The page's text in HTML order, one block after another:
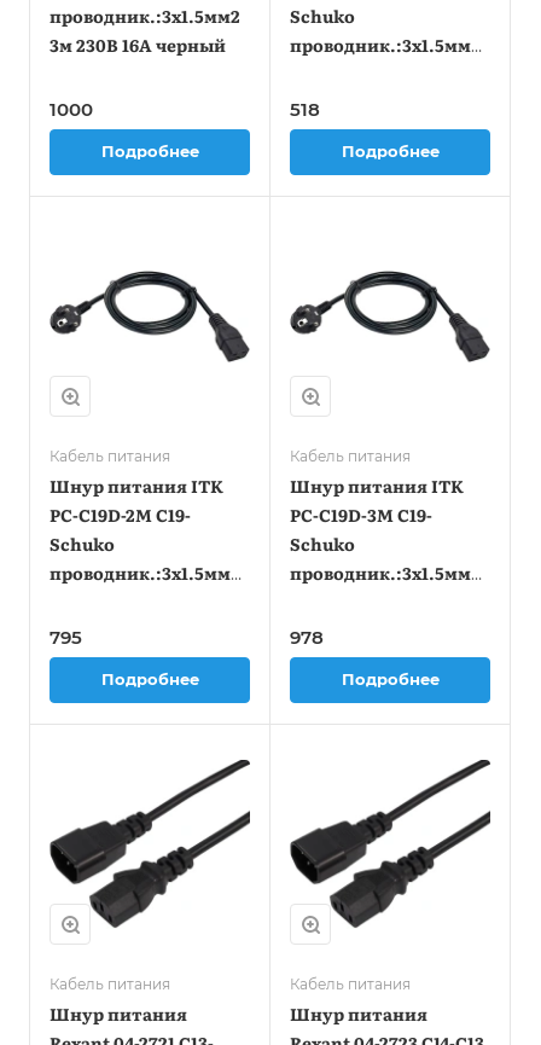
проводник.:3x1.5мм2
3м 230В 16А черный
1000
Подробнее
Schuko
проводник.:3x1.5мм2
518
Подробнее
Кабель питания
Шнур питания ITK
PC-C19D-2M C19-
Schuko
проводник.:3x1.5мм2
795
Подробнее
Кабель питания
Шнур питания ITK
PC-C19D-3M C19-
Schuko
проводник.:3x1.5мм2
978
Подробнее
Кабель питания
Шнур питания
Кабель питания
Шнур питания